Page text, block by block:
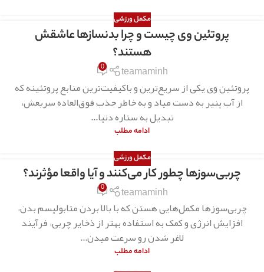
مکمل ورزشی
پروتئین وی چیست و چرا بدنسازها عاشقش
هستند؟
teamaminh
0
پروتئین وی یکی از سریع‌ترین و باکیفیت‌ترین منابع پروتئینه که
از آب پنیر به دست میاد و به خاطر جذب فوق‌العاده سریعش،
تبدیل به ستاره دنیا...
ادامه مطلب
مکمل ورزشی
چربی‌سوزها چطور کار می‌کنند و آیا واقعا مؤثرند؟
teamaminh
0
چربی‌سوزها مکمل‌هایی هستن که با بالا بردن متابولیسم بدن،
افزایش انرژی و کمک به استفاده بهتر از ذخایر چربی، فرآیند
لاغر شدن رو سرعت میدن...
ادامه مطلب